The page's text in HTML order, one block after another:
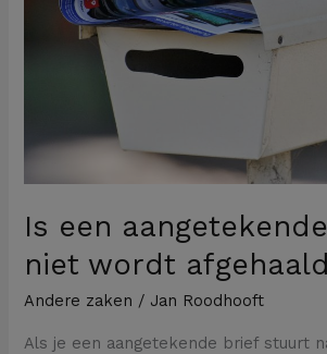
Is een
niet wordt
Andere zaken / Jan Roodhooft
Als je een aangetekende brief stuurt
geldig?